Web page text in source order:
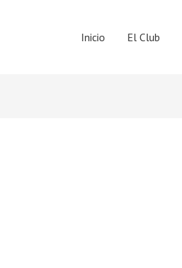
Inicio El Club